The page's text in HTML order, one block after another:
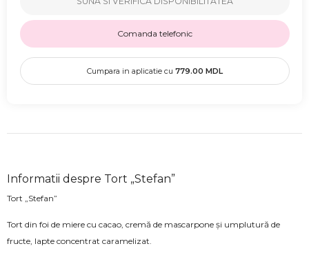
Comanda telefonic
Cumpara in aplicatie cu 779.00 MDL
Informatii despre Tort „Stefan”
Tort „Stefan”
Tort din foi de miere cu cacao, cremă de mascarpone și umplutură de
fructe, lapte concentrat caramelizat.